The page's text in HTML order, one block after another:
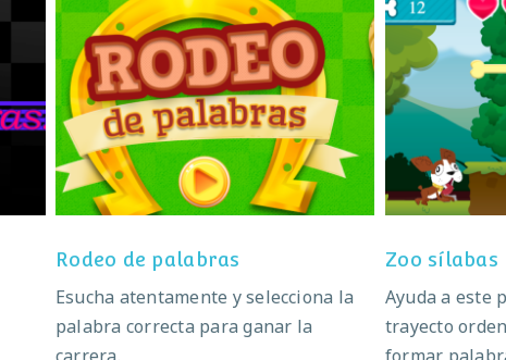
Rodeo de palabras
Rodeo de palabras
Esucha atentamente y selecciona la
palabra correcta para ganar la
Zoo sílabas
Ayuda a este
trayecto